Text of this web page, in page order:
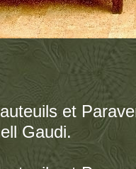
et
Gaudi.